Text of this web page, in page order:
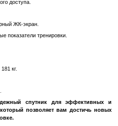
удобства и поддержки.
сенсорный дисплей с
для аудио и видео,
скоростями.
Active.